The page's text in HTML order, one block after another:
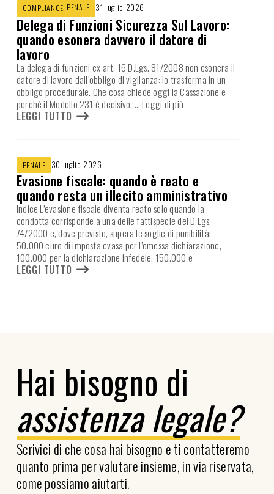
COMPLIANCE, PENALE 31 luglio 2026
Delega di Funzioni Sicurezza Sul Lavoro:
quando esonera davvero il datore di
lavoro
La delega di funzioni ex art. 16 D.Lgs. 81/2008 non esonera il
datore di lavoro dall’obbligo di vigilanza: lo trasforma in un
obbligo procedurale. Che cosa chiede oggi la Cassazione e
perché il Modello 231 è decisivo. … Leggi di più
LEGGI TUTTO
PENALE 30 luglio 2026
Evasione fiscale: quando è reato e
quando resta un illecito amministrativo
Indice L’evasione fiscale diventa reato solo quando la
condotta corrisponde a una delle fattispecie del D.Lgs.
74/2000 e, dove previsto, supera le soglie di punibilità:
50.000 euro di imposta evasa per l’omessa dichiarazione,
100.000 per la dichiarazione infedele, 150.000 e
LEGGI TUTTO
Hai bisogno di
assistenza legale?
Scrivici di che cosa hai bisogno e ti contatteremo
quanto prima per valutare insieme, in via riservata,
come possiamo aiutarti.